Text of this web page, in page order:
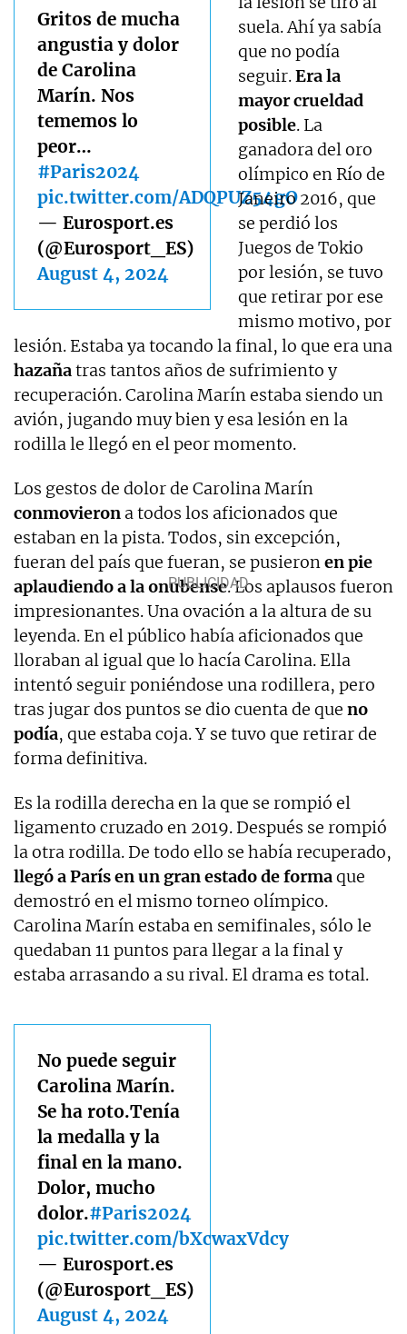
Gritos de mucha
angustia y dolor
de Carolina
Marín. Nos
tememos lo
peor…
#Paris2024
pic.twitter.com/ADQPUZ54gO
— Eurosport.es
(@Eurosport_ES)
August 4, 2024
suela. Ahí ya sabía
que no podía
seguir.Era la
mayor crueldad
posible. La
ganadora del oro
olímpico en Río de
Janeiro 2016, que
se perdió los
Juegos de Tokio
por lesión, se tuvo
que retirar por ese
mismo motivo, por
lesión. Estaba ya tocando la final, lo que era una
hazañatras tantos años de sufrimiento y
recuperación. Carolina Marín estaba siendo un
avión, jugando muy bien y esa lesión en la
rodilla le llegó en el peor momento.
Los gestos de dolor de Carolina Marín
conmovieron a todos los aficionados que
estaban en la pista. Todos, sin excepción,
fueran del país que fueran, se pusieronen pie
aplaudiendo a la onubense. Los aplausos fueron
impresionantes. Una ovación a la altura de su
leyenda. En el público había aficionados que
lloraban al igual que lo hacía Carolina. Ella
intentó seguir poniéndose una rodillera, pero
tras jugar dos puntos se dio cuenta de que no
podía, que estaba coja. Y se tuvo que retirar de
forma definitiva.
Es la rodilla derecha en la que se rompió el
ligamento cruzado en 2019. Después se rompió
la otra rodilla. De todo ello se había recuperado,
llegó a París en un gran estado de formaque
demostró en el mismo torneo olímpico.
Carolina Marín estaba en semifinales, sólo le
quedaban 11 puntos para llegar a la final y
estaba arrasando a su rival. El drama es total.
No puede seguir
Carolina Marín.
Se ha roto.Tenía
la medalla y la
final en la mano.
Dolor, mucho
dolor.#Paris2024
pic.twitter.com/bXcwaxVdcy
— Eurosport.es
(@Eurosport_ES)
August 4, 2024